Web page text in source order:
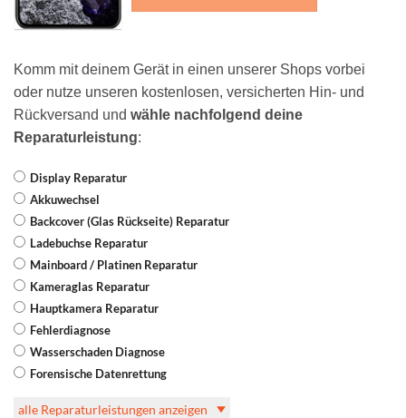
Komm mit deinem Gerät in einen unserer Shops vorbei
oder nutze unseren kostenlosen, versicherten Hin- und
Rückversand und wähle nachfolgend deine
Reparaturleistung:
Display Reparatur
Akkuwechsel
Backcover (Glas Rückseite) Reparatur
Ladebuchse Reparatur
Mainboard / Platinen Reparatur
Kameraglas Reparatur
Hauptkamera Reparatur
Fehlerdiagnose
Wasserschaden Diagnose
Forensische Datenrettung
alle Reparaturleistungen anzeigen